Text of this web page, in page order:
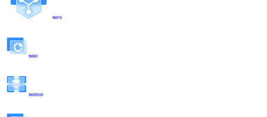
数据开发
数据服务
数据管理治理